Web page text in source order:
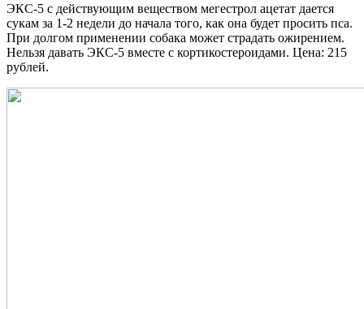
ЭКС-5 с действующим веществом мегестрол ацетат дается
сукам за 1-2 недели до начала того, как она будет просить пса.
При долгом применении собака может страдать ожирением.
Нельзя давать ЭКС-5 вместе с кортикостероидами. Цена: 215
рублей.